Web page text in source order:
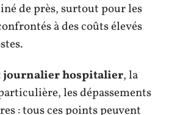
de près, surtout pour les
à des coûts élevés
hospitalier, la
les dépassements
: tous ces points peuvent